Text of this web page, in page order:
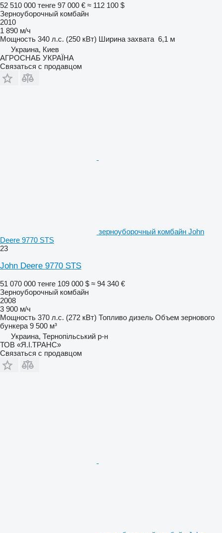
52 510 000 тенге 97 000 € ≈ 112 100 $
Зерноуборочный комбайн
2010
1 890 м/ч
Мощность 340 л.с. (250 кВт) Ширина захвата 6,1 м
Украина, Киев
АГРОСНАБ УКРАЇНА
Связаться с продавцом
зерноуборочный комбайн John
Deere 9770 STS
23
John Deere 9770 STS
51 070 000 тенге 109 000 $ ≈ 94 340 €
Зерноуборочный комбайн
2008
3 900 м/ч
Мощность 370 л.с. (272 кВт) Топливо дизель Объем зернового
бункера 9 500 м³
Украина, Тернопільський р-н
ТОВ «Я.І.ТРАНС»
Связаться с продавцом